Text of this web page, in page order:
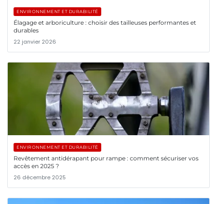
ENVIRONNEMENT ET DURABILITÉ
Élagage et arboriculture : choisir des tailleuses performantes et
durables
22 janvier 2026
ENVIRONNEMENT ET DURABILITÉ
Revêtement antidérapant pour rampe : comment sécuriser vos
accès en 2025 ?
26 décembre 2025